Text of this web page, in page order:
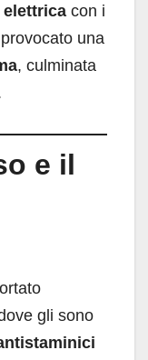
elettrica con i
una
, culminata
e il
gli sono